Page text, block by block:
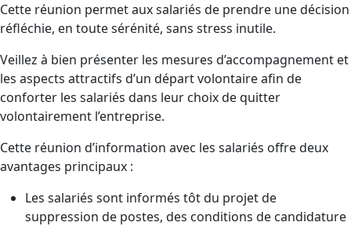
Cette réunion permet aux salariés de prendre une décision
réfléchie, en toute sérénité, sans stress inutile.
Veillez à bien présenter les mesures d’accompagnement et
les aspects attractifs d’un départ volontaire afin de
conforter les salariés dans leur choix de quitter
volontairement l’entreprise.
Cette réunion d’information avec les salariés offre deux
avantages principaux :
Les salariés sont informés tôt du projet de
suppression de postes, des conditions de candidature